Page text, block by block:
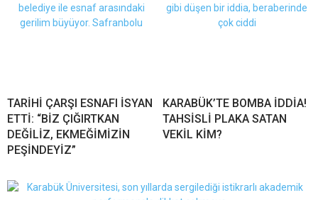
TARİHİ ÇARŞI ESNAFI İSYAN
ETTİ: “BİZ ÇIĞIRTKAN
DEĞİLİZ, EKMEĞİMİZİN
PEŞİNDEYİZ”
KARABÜK’TE BOMBA İDDİA!
TAHSİSLİ PLAKA SATAN
VEKİL KİM?